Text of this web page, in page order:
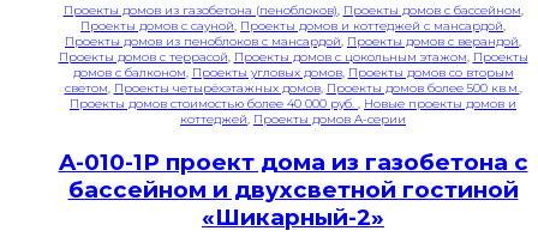
Проекты домов из газобетона (пеноблоков), Проекты домов с бассейном,
Проекты домов с сауной, Проекты домов и коттеджей с мансардой,
Проекты домов из пеноблоков с мансардой, Проекты домов с верандой,
Проекты домов с террасой, Проекты домов с цокольным этажом, Проекты
домов с балконом, Проекты угловых домов, Проекты домов со вторым
светом, Проекты четырёхэтажных домов, Проекты домов более 500 кв.м.,
Проекты домов стоимостью более 40 000 руб. , Новые проекты домов и
коттеджей, Проекты домов A-серии
A-010-1P проект дома из газобетона с
бассейном и двухсветной гостиной
«Шикарный-2»